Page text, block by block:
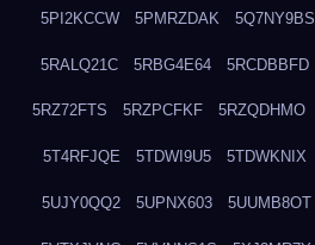
5PI2KCCW 5PMRZDAK 5Q7NY9BS
5RALQ21C 5RBG4E64 5RCDBBFD
5RZ72FTS 5RZPCFKF 5RZQDHMO
5T4RFJQE 5TDWI9U5 5TDWKNIX
5UJY0QQ2 5UPNX603 5UUMB8OT